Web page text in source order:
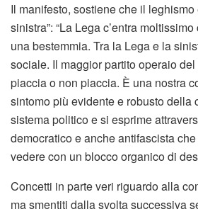
Il manifesto, sostiene che il
sinistra”: “La Lega c’entra
una bestemmia. Tra la Lega e la
sociale. Il maggior partito operaio
piaccia o non piaccia. È una nostra
sintomo più evidente e robusto della
sistema politico e si esprime
democratico e anche antifascista
vedere con un blocco organico di
Concetti in parte veri riguardo alla
ma smentiti dalla svolta successiva